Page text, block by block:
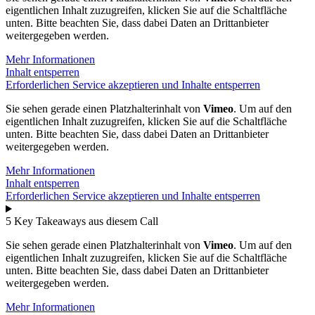
eigentlichen Inhalt zuzugreifen, klicken Sie auf die Schaltfläche
unten. Bitte beachten Sie, dass dabei Daten an Drittanbieter
weitergegeben werden.
Mehr Informationen
Inhalt entsperren
Erforderlichen Service akzeptieren und Inhalte entsperren
Sie sehen gerade einen Platzhalterinhalt von Vimeo. Um auf den
eigentlichen Inhalt zuzugreifen, klicken Sie auf die Schaltfläche
unten. Bitte beachten Sie, dass dabei Daten an Drittanbieter
weitergegeben werden.
Mehr Informationen
Inhalt entsperren
Erforderlichen Service akzeptieren und Inhalte entsperren
5 Key Takeaways aus diesem Call
Sie sehen gerade einen Platzhalterinhalt von Vimeo. Um auf den
eigentlichen Inhalt zuzugreifen, klicken Sie auf die Schaltfläche
unten. Bitte beachten Sie, dass dabei Daten an Drittanbieter
weitergegeben werden.
Mehr Informationen